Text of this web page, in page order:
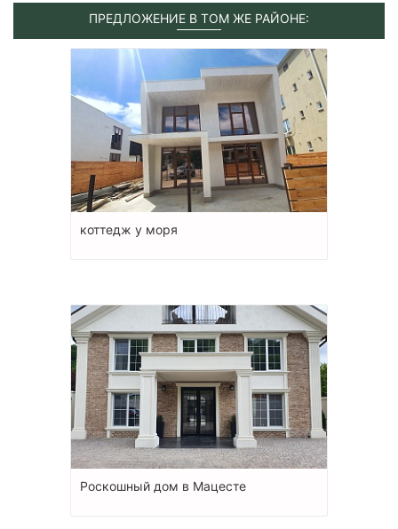
ПРЕДЛОЖЕНИЕ В ТОМ ЖЕ РАЙОНЕ:
коттедж у моря
Роскошный дом в Мацесте